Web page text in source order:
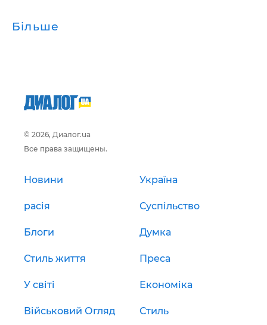
Більше
© 2026, Диалог.ua
Все права защищены.
Новини Україна
расія Суспільство
Блоги Думка
Стиль життя Преса
У світі Економіка
Військовий Огляд Стиль